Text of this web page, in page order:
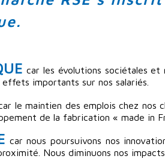
car les évolutions sociétales et
importants sur nos salariés.
le maintien des emplois chez nos
de la fabrication « made in
car nous poursuivons nos
Nous diminuons nos